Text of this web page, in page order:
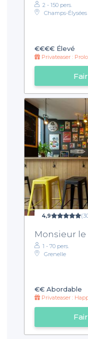
2 - 150 pers.
Champs-Élysées
€€€€ Élevé
Privateaser :
4,9
Monsieur le
1 - 70 pers.
Grenelle
€€ Abordable
Privateaser : Happy